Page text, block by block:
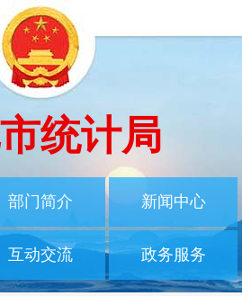
统计局
部门简介 新闻中心
互动交流 政务服务